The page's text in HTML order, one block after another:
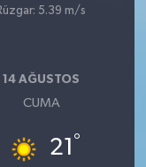
5.39 m/s
14 AĞUSTOS
CUMA
21 °